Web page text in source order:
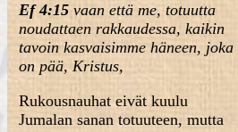
Ef 4:15 vaan että me, totuutta
noudattaen rakkaudessa, kaikin
tavoin kasvaisimme häneen, joka
on pää, Kristus,
Rukousnauhat eivät kuulu
Jumalan sanan totuuteen, mutta